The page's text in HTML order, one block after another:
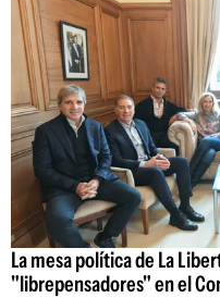
La mesa política de La
"librepensadores" en el